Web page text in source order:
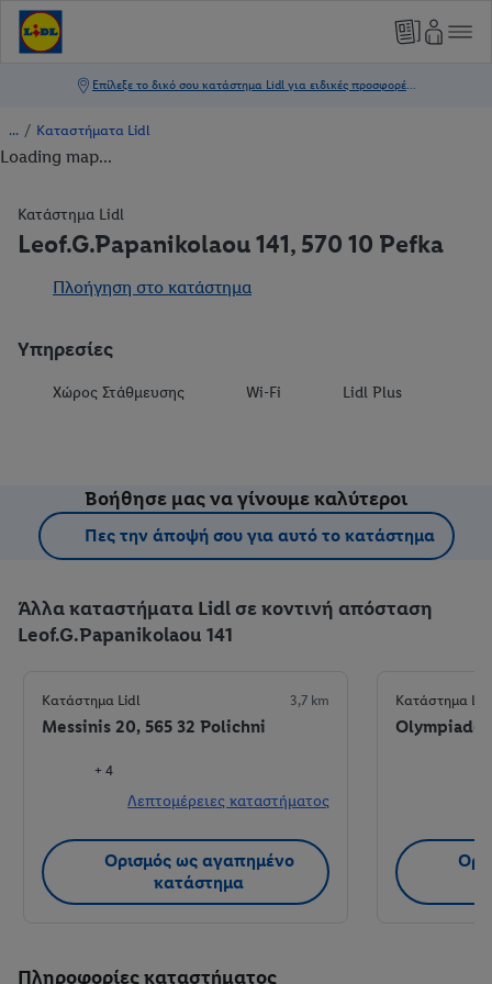
/ Καταστήματα Lidl
Loading map...
Κατάστημα Lidl
Leof.G.Papanikolaou 141, 570 10 Pefka
Πλοήγηση στο κατάστημα
Υπηρεσίες
Χώρος Στάθμευσης Wi-Fi Lidl Plus
Βοήθησε μας να γίνουμε καλύτεροι
Πες την άποψή σου για αυτό το κατάστημα
Άλλα καταστήματα Lidl σε κοντινή απόσταση
Leof.G.Papanikolaou 141
Κατάστημα Lidl 3,7 km
Messinis 20, 565 32 Polichni
+ 4
Λεπτομέρειες καταστήματος
Ορισμός ως αγαπημένο
κατάστημα
Κατάστημα
Πληροφορίες καταστήματος